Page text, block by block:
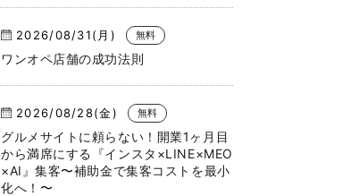
2026/08/31(月) 無料
ワンオペ店舗の成功法則
2026/08/28(金) 無料
グルメサイトに頼らない！開業1ヶ月目
から満席にする『インスタ×LINE×MEO
×AI』集客〜補助金で集客コストを最小
化へ！〜